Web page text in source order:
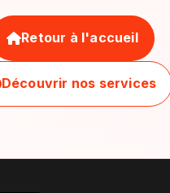
Retour à l'accueil
Découvrir nos services